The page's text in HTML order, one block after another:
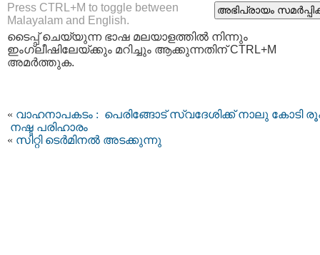
Press CTRL+M to toggle between
Malayalam and English.
ടൈപ്പ്‌ ചെയ്യുന്ന ഭാഷ മലയാളത്തില്‍ നിന്നും
ഇംഗ്ലീഷിലേയ്ക്കും മറിച്ചും ആക്കുന്നതിന് CTRL+M
അമര്‍ത്തുക.
« വാഹനാപകടം : പെരിങ്ങോട് സ്വദേശിക്ക് നാലു കോടി
നഷ്ട പരിഹാരം
« സിറ്റി ടെര്‍മിനല്‍ അടക്കുന്നു